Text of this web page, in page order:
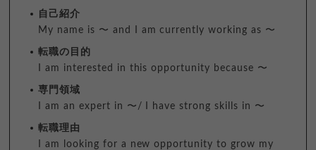
自己紹介
My name is 〜 and I am currently working as 〜
転職の目的
I am interested in this opportunity because 〜
専門領域
I am an expert in 〜/ I have strong skills in 〜
転職理由
I am looking for a new opportunity to grow my